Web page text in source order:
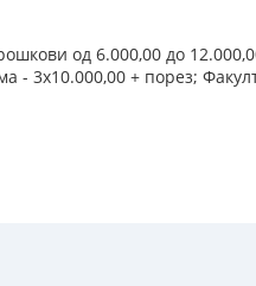
од 6.000,00 до
3х10.000,00 + порез;